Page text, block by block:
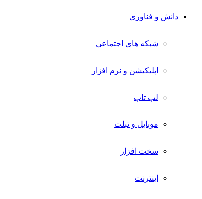
دانش و فناوری
شبکه های اجتماعی
اپلیکیشن و نرم افزار
لپ تاپ
موبایل و تبلت
سخت افزار
اینترنت